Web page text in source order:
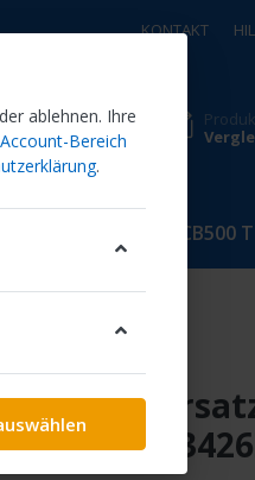
KONTAKT
CB500 T
Honda
Honda /
CB 650Z
ablehnen. Ihre
Bereich
.